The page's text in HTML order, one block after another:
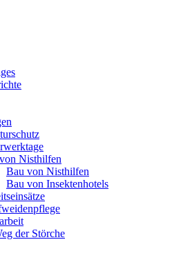
Nisthilfen
Bau von Nisthilfen
Bau von Insektenhotels
der Störche